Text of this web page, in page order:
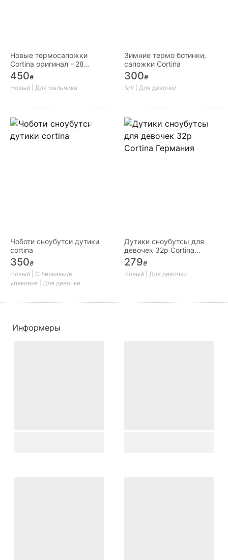
Новые термосапожки
Cortina оригинал - 28
размер
450₴
Новый | Для мальчика
Зимние термо ботинки,
сапожки Cortina
300₴
Б/У | Для девочки
Чоботи сноубутси дутики
cortina
350₴
Новый | С бирками/в
упаковке | Для девочки
Дутики сноубутсы для
девочек 32р Cortina
Германия
279₴
Новый | Для девочки
Информеры